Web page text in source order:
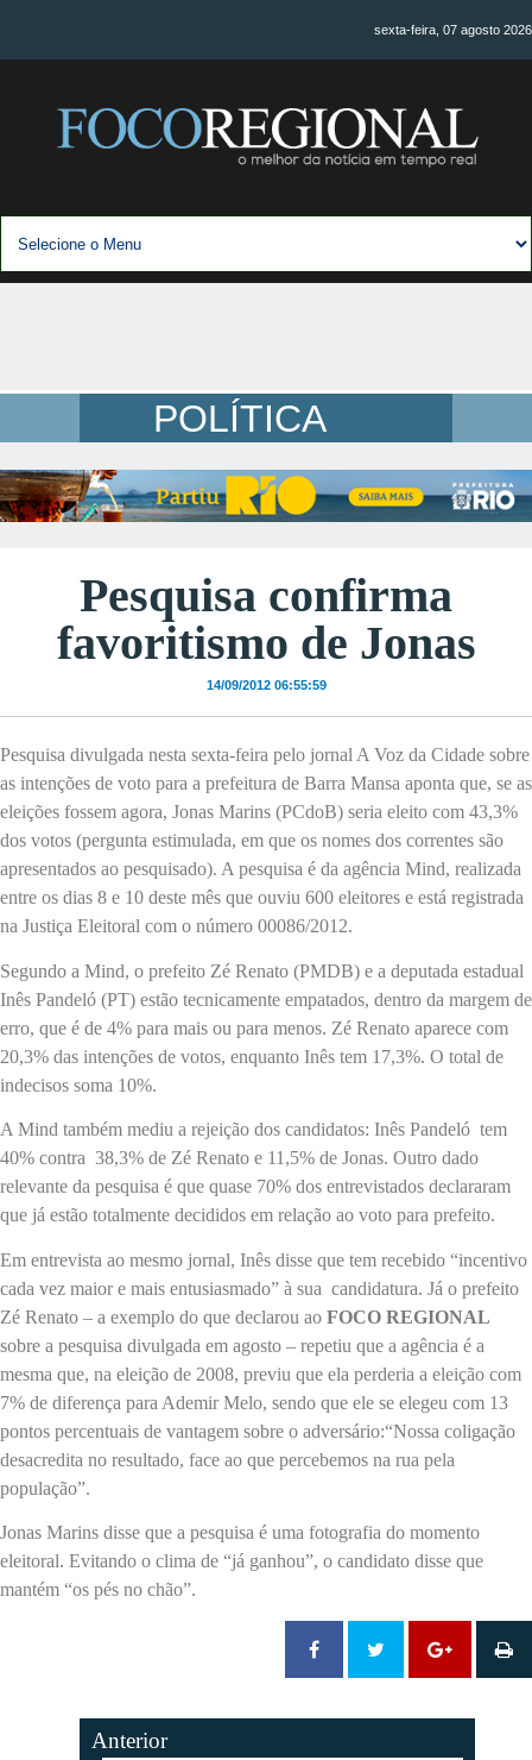
sexta-feira, 07 agosto 2026
POLÍTICA
Pesquisa confirma
favoritismo de Jonas
14/09/2012 06:55:59
Pesquisa divulgada nesta sexta-feira pelo jornal A Voz da Cidade sobre
as intenções de voto para a prefeitura de Barra Mansa aponta que, se as
eleições fossem agora, Jonas Marins (PCdoB) seria eleito com 43,3%
dos votos (pergunta estimulada, em que os nomes dos correntes são
apresentados ao pesquisado). A pesquisa é da agência Mind, realizada
entre os dias 8 e 10 deste mês que ouviu 600 eleitores e está registrada
na Justiça Eleitoral com o número 00086/2012.
Segundo a Mind, o prefeito Zé Renato (PMDB) e a deputada estadual
Inês Pandeló (PT) estão tecnicamente empatados, dentro da margem de
erro, que é de 4% para mais ou para menos. Zé Renato aparece com
20,3% das intenções de votos, enquanto Inês tem 17,3%. O total de
indecisos soma 10%.
A Mind também mediu a rejeição dos candidatos: Inês Pandeló tem
40% contra 38,3% de Zé Renato e 11,5% de Jonas. Outro dado
relevante da pesquisa é que quase 70% dos entrevistados declararam
que já estão totalmente decididos em relação ao voto para prefeito.
Em entrevista ao mesmo jornal, Inês disse que tem recebido “incentivo
cada vez maior e mais entusiasmado” à sua candidatura. Já o prefeito
Zé Renato – a exemplo do que declarou ao FOCO REGIONAL
sobre a pesquisa divulgada em agosto – repetiu que a agência é a
mesma que, na eleição de 2008, previu que ela perderia a eleição com
7% de diferença para Ademir Melo, sendo que ele se elegeu com 13
pontos percentuais de vantagem sobre o adversário:“Nossa coligação
desacredita no resultado, face ao que percebemos na rua pela
população”.
Jonas Marins disse que a pesquisa é uma fotografia do momento
eleitoral. Evitando o clima de “já ganhou”, o candidato disse que
mantém “os pés no chão”.
Anterior